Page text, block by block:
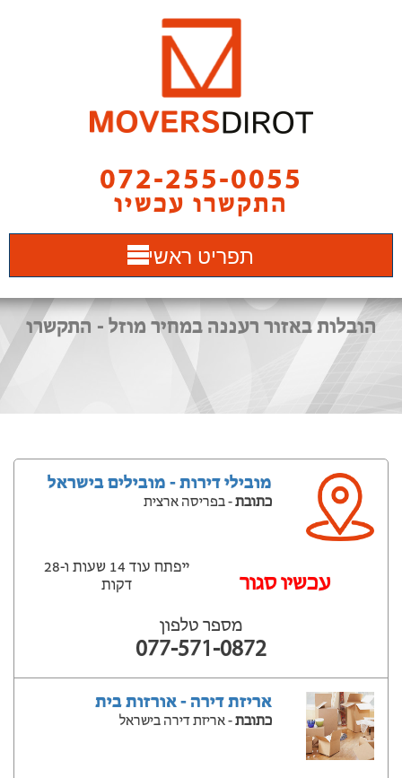
072-255-0055
התקשרו עכשיו
תפריט ראשי
הובלות באזור רעננה במחיר מוזל - התקשרו
מובילי דירות - מובילים בישראל
כתובת- בפריסה ארצית
עכשיו סגור
ייפתח עוד 14 שעות ‫ו-28
דקות
מספר טלפון
077-571-0872
אריזת דירה - אורזות בית
כתובת- אריזת דירה בישראל